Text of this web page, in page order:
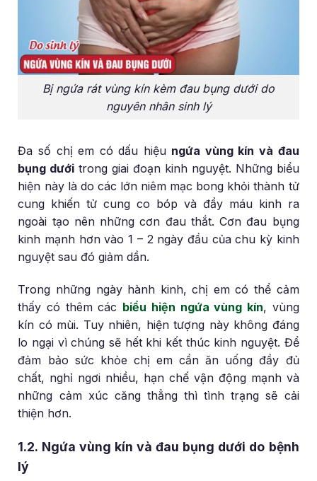
Bị ngứa rát vùng kín kèm đau bụng dưới do
nguyên nhân sinh lý
Đa số chị em có dấu hiệu ngứa vùng kín và đau
bụng dưới trong giai đoạn kinh nguyệt. Những biểu
hiện này là do các lớn niêm mạc bong khỏi thành tử
cung khiến tử cung co bóp và đẩy máu kinh ra
ngoài tạo nên những cơn đau thắt. Cơn đau bụng
kinh mạnh hơn vào 1 – 2 ngày đầu của chu kỳ kinh
nguyệt sau đó giảm dần.
Trong những ngày hành kinh, chị em có thể cảm
thấy có thêm các biểu hiện ngứa vùng kín, vùng
kín có mùi. Tuy nhiên, hiện tượng này không đáng
lo ngại vì chúng sẽ hết khi kết thúc kinh nguyệt. Để
đảm bảo sức khỏe chị em cần ăn uống đầy đủ
chất, nghỉ ngơi nhiều, hạn chế vận động mạnh và
những cảm xúc căng thẳng thì tình trạng sẽ cải
thiện hơn.
1.2. Ngứa vùng kín và đau bụng dưới do bệnh
lý